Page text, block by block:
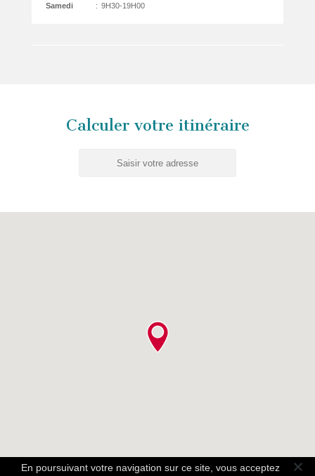
Samedi
: 9H30-19H00
Calculer votre itinéraire
En poursuivant votre navigation sur ce site, vous acceptez